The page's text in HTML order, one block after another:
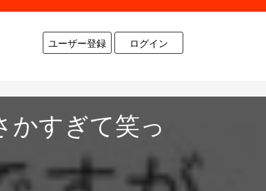
ユーザー登録 ログイン
すぎて笑っ